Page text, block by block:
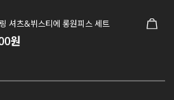
셔츠&뷔스티에 롱원피스 세트
원